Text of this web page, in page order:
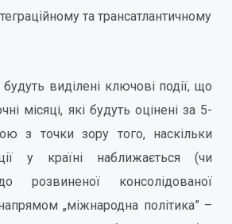
та трансатлантичному
виділені ключові події, що
місяці, які будуть оцінені за 5-
з точки зору того, наскільки
у країні наближається (чи
розвиненої консолідованої
„міжнародна політика” –